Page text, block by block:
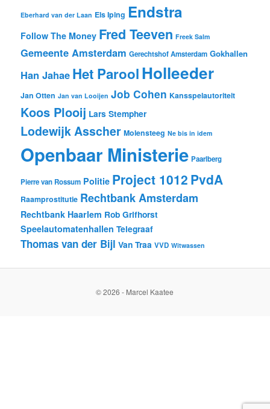
Eberhard van der Laan Els Iping Endstra
Follow The Money Fred Teeven Freek Salm
Gemeente Amsterdam Gerechtshof Amsterdam Gokhallen
Han Jahae Het ParoolHolleeder
Jan Otten Jan van Looijen Job Cohen Kansspelautoriteit
Koos Plooij Lars Stempher
Lodewijk Asscher Molensteeg Ne bis in idem
Openbaar Ministerie Paarlberg
Pierre van Rossum Politie Project 1012 PvdA
Raamprostitutie Rechtbank Amsterdam
Rechtbank Haarlem Rob Grifhorst
Speelautomatenhallen Telegraaf
Thomas van der Bijl Van Traa VVD Witwassen
© 2026 - Marcel Kaatee